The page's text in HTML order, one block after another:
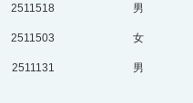
2511518 男
2511503 女
2511131 男